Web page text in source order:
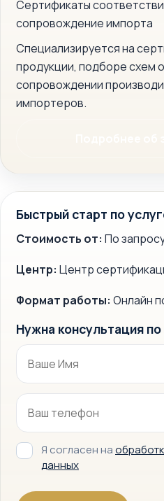
Сертификаты
сопровождение импорта
Специализируется на
продукции, подборе схем
сопровождении
импортеров.
Быстрый старт по
Стоимость от: По
Центр: Центр
Формат работы: Онлайн
Нужна консультация
Я согласен на
данных